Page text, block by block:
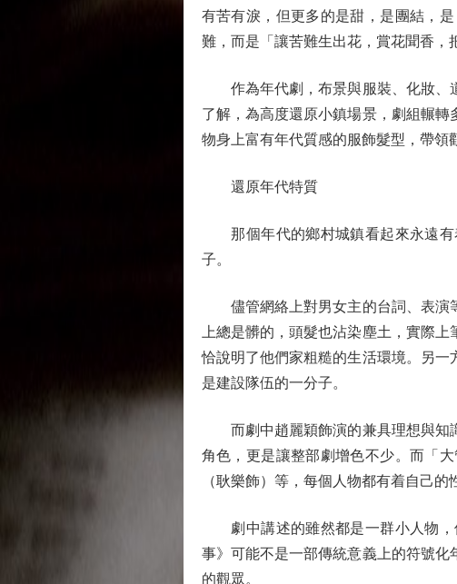
有苦有淚，但更多的是甜，是團結，
難，而是「讓苦難生出花，賞花聞香，
作為年代劇，布景與服裝、化妝、
了解，為高度還原小鎮場景，劇組輾
物身上富有年代質感的服飾髮型，帶領
還原年代特質
那個年代的鄉村城鎮看起來永遠有
子。
儘管網絡上對男女主的台詞、表演
上總是髒的，頭髮也沾染塵土，實際
恰說明了他們家粗糙的生活環境。另
是建設隊伍的一分子。
而劇中趙麗穎飾演的兼具理想與知
角色，更是讓整部劇增色不少。而「
（耿樂飾）等，每個人物都有着自己的
劇中講述的雖然都是一群小人物，
事》可能不是一部傳統意義上的符號
的觀眾。